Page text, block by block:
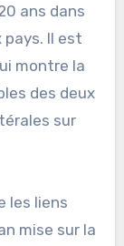
ans dans
pays. Il est
montre la
des deux
sur
les liens
mise sur la